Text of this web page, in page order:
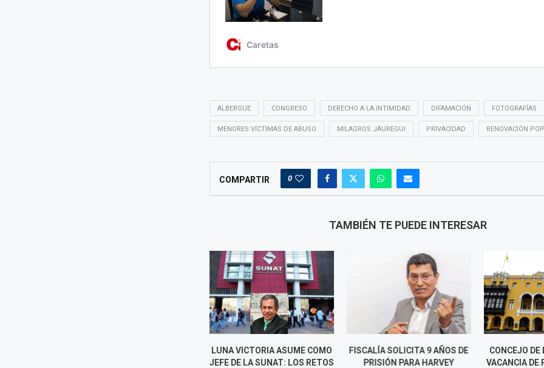
ALBERGUE CONGRESO DERECHO A LA INTIMIDAD DIFAMACIÓN FOTOGRAFÍAS
MENORES VÍCTIMAS DE ABUSO MILAGROS JÁUREGUI PRIVACIDAD RENOVACIÓN
COMPARTIR 0
TAMBIÉN TE PUEDE INTERESAR
LUNA VICTORIA ASUME COMO
JEFE DE LA SUNAT: LOS RETOS
FISCALÍA SOLICITA 9 AÑOS DE
PRISIÓN PARA HARVEY
CONCEJO DE
VACANCIA DE